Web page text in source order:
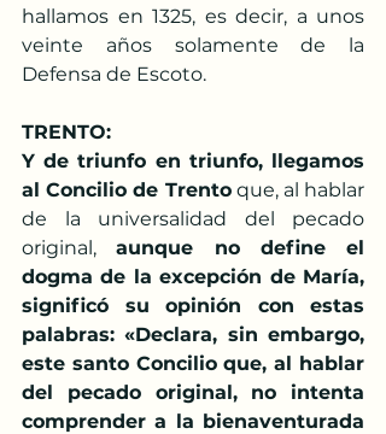
hallamos en 1325, es decir, a unos
veinte años solamente de la
Defensa de Escoto.
TRENTO:
Y de triunfo en triunfo, llegamos
al Concilio de Trento que, al hablar
de la universalidad del pecado
original, aunque no define el
dogma de la excepción de María,
significó su opinión con estas
palabras: «Declara, sin embargo,
este santo Concilio que, al hablar
del pecado original, no intenta
comprender a la bienaventurada